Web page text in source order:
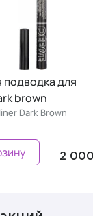
для
brown
Dark Brown
2